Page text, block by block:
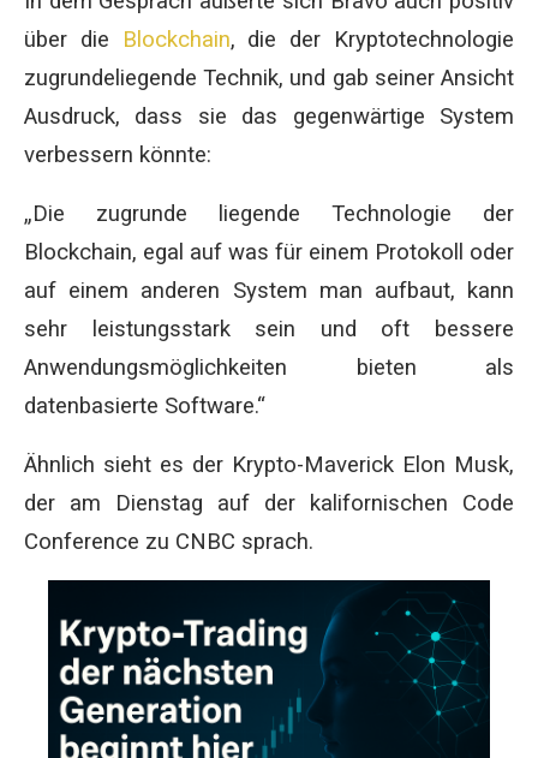
über die
Blockchain, die der Kryptotechnologie
zugrundeliegende Technik, und gab seiner Ansicht
Ausdruck, dass sie das gegenwärtige System
verbessern könnte:
„Die zugrunde liegende Technologie der
Blockchain, egal auf was für einem Protokoll oder
auf einem anderen System man aufbaut, kann
sehr leistungsstark sein und oft bessere
Anwendungsmöglichkeiten bieten als
datenbasierte Software.“
Ähnlich sieht es der Krypto-Maverick Elon Musk,
der am Dienstag auf der kalifornischen Code
Conference zu CNBC sprach.